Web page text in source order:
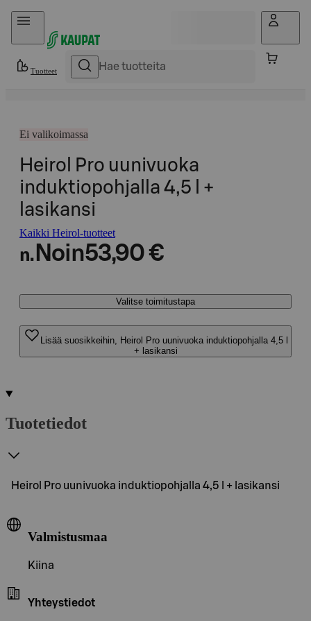
Hyppää sisältöön
Tuotteet
Ei valikoimassa
Heirol Pro uunivuoka
induktiopohjalla 4,5 l +
lasikansi
Kaikki Heirol-tuotteet
n. Noin53,90 €
Valitse toimitustapa
Lisää suosikkeihin, Heirol Pro uunivuoka induktiopohjalla 4,5 l
+ lasikansi
Tuotetiedot
Heirol Pro uunivuoka induktiopohjalla 4,5 l + lasikansi
Valmistusmaa
Kiina
Yhteystiedot